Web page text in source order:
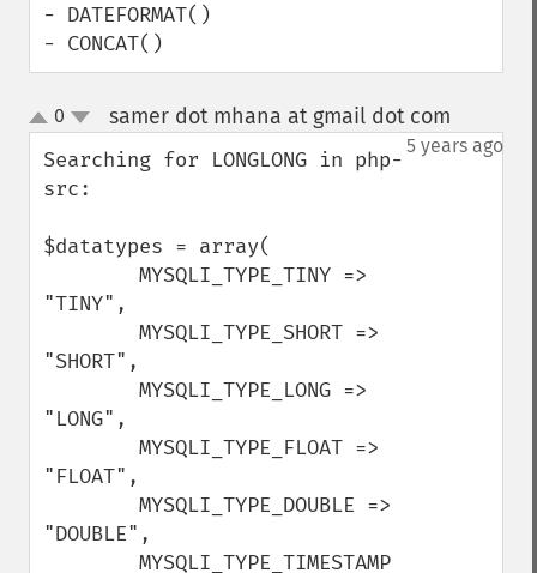
- DATEFORMAT()
- CONCAT()
up
down
0 samer dot mhana at gmail dot com
5 years ago
Searching for LONGLONG in php-
src:
$datatypes = array(
"TINY",
"SHORT",
"LONG",
"FLOAT",
"DOUBLE",